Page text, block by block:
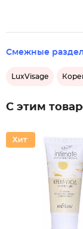
Смежные
LuxVisage
С этим